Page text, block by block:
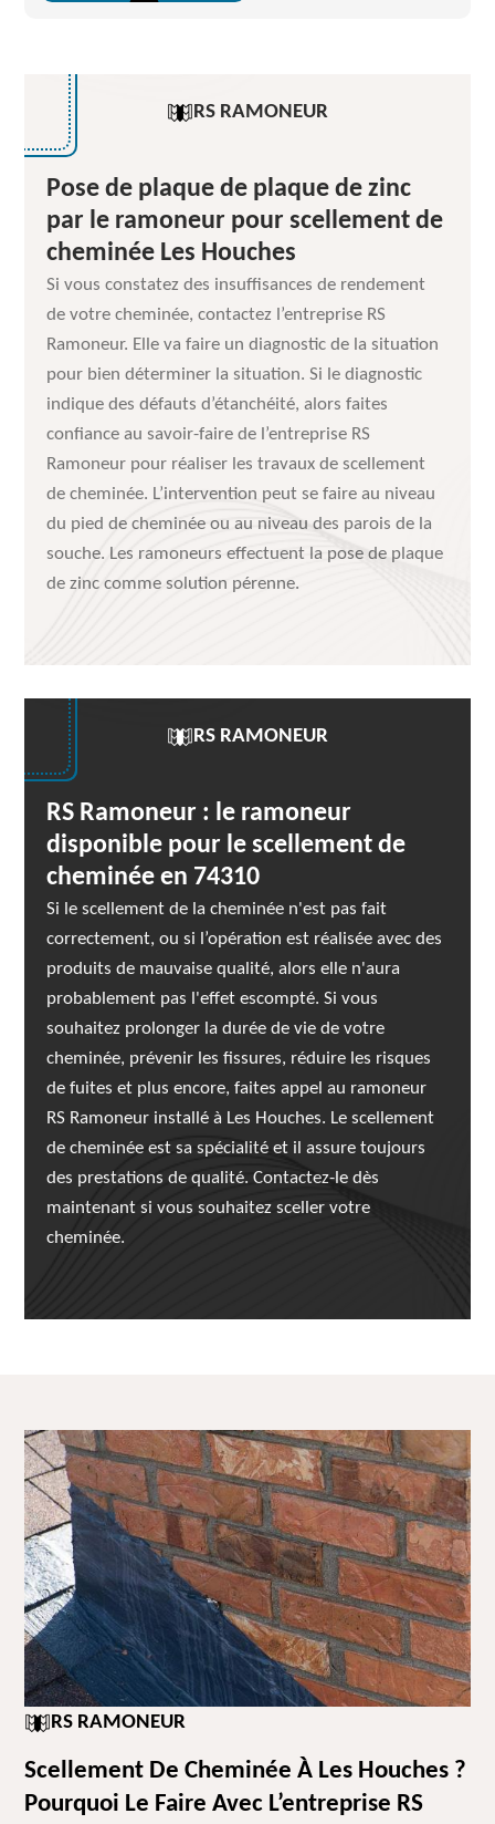
RS RAMONEUR
Pose de plaque de plaque de zinc
par le ramoneur pour scellement de
cheminée Les Houches
Si vous constatez des insuffisances de rendement
de votre cheminée, contactez l’entreprise RS
Ramoneur. Elle va faire un diagnostic de la situation
pour bien déterminer la situation. Si le diagnostic
indique des défauts d’étanchéité, alors faites
confiance au savoir-faire de l’entreprise RS
Ramoneur pour réaliser les travaux de scellement
de cheminée. L’intervention peut se faire au niveau
du pied de cheminée ou au niveau des parois de la
souche. Les ramoneurs effectuent la pose de plaque
de zinc comme solution pérenne.
RS RAMONEUR
RS Ramoneur : le ramoneur
disponible pour le scellement de
cheminée en 74310
Si le scellement de la cheminée n'est pas fait
correctement, ou si l’opération est réalisée avec des
produits de mauvaise qualité, alors elle n'aura
probablement pas l'effet escompté. Si vous
souhaitez prolonger la durée de vie de votre
cheminée, prévenir les fissures, réduire les risques
de fuites et plus encore, faites appel au ramoneur
RS Ramoneur installé à Les Houches. Le scellement
de cheminée est sa spécialité et il assure toujours
des prestations de qualité. Contactez-le dès
maintenant si vous souhaitez sceller votre
cheminée.
RS RAMONEUR
Scellement De Cheminée À Les Houches ?
Pourquoi Le Faire Avec L’entreprise RS